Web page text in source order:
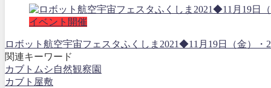
イベント開催
ロボット航空宇宙フェスタふくしま2021◆11月19日（金
関連キーワード
カブトムシ自然観察園
カブト屋敷